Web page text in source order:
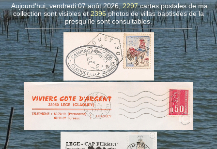
Aujourd'hui, vendredi 07 août 2026,2297cartes postales de ma
collection sont visibles et2396 photos de villasbaptisées de la
presqu'île sont consultables.